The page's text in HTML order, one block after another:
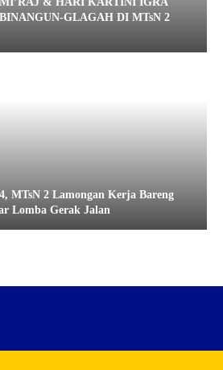
GLAGAH DI MTsN 2
MTsN 2 Lamongan Kerja Bareng
Lomba Gerak Jalan